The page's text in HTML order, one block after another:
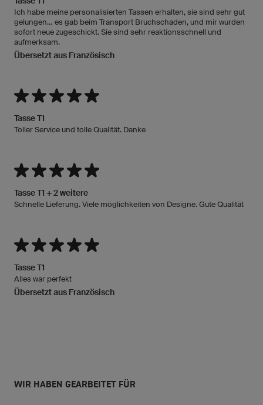
Ich habe meine personalisierten Tassen erhalten, sie sind sehr gut
gelungen... es gab beim Transport Bruchschaden, und mir wurden
sofort neue zugeschickt. Sie sind sehr reaktionsschnell und
aufmerksam.
Übersetzt aus Französisch
Tasse T1
Toller Service und tolle Qualität. Danke
Tasse T1 + 2 weitere
Schnelle Lieferung. Viele möglichkeiten von Designe. Gute Qualität
Tasse T1
Alles war perfekt
Übersetzt aus Französisch
WIR HABEN GEARBEITET FÜR